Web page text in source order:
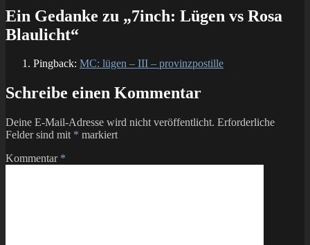
Ein Gedanke zu „7inch: Lügen vs Rosa
Blaulicht“
Pingback: MC: lügen – III – provinzpostille
Schreibe einen Kommentar
Deine E-Mail-Adresse wird nicht veröffentlicht. Erforderliche
Felder sind mit * markiert
Kommentar *